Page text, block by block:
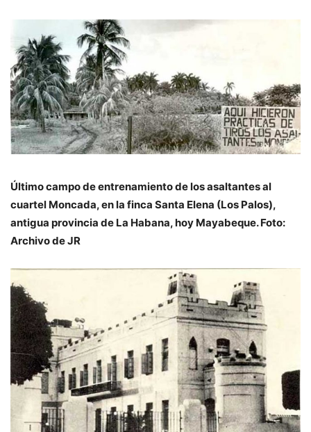
Último campo de entrenamiento de los asaltantes al
cuartel Moncada, en la finca Santa Elena (Los Palos),
antigua provincia de La Habana, hoy Mayabeque. Foto:
Archivo de JR